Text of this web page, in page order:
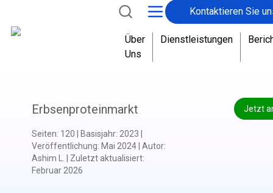
Kontaktieren Sie
Über
Uns
Dienstleistungen
Jetzt
Erbsenproteinmarkt
Seiten: 120 Basisjahr: 2023
Veröffentlichung: Mai 2024| Autor:
Ashim L.
Zuletzt aktualisiert:
Februar 2026